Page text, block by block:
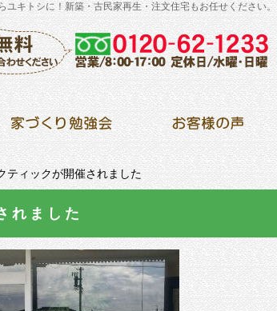
キトシに！新築・古民家再生・注文住宅もお任せください。
ィックが開催されました
れました